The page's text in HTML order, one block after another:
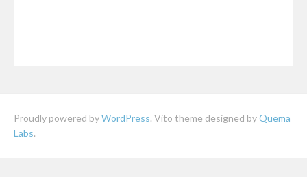
Proudly powered byWordPress. Vito theme designed byQuema
Labs.